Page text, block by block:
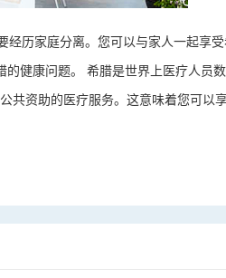
历家庭分离。您可以与家人一起享
健康问题。 希腊是世界上医疗人员
共资助的医疗服务。这意味着您可以